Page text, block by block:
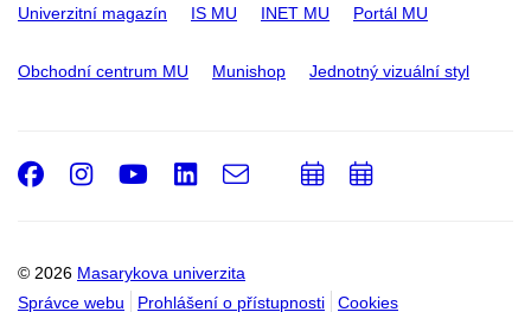
Univerzitní magazín IS MU INET MU Portál MU
Obchodní centrum MU Munishop Jednotný vizuální styl
© 2026 Masarykova univerzita
Správce webu
Prohlášení o přístupnosti Cookies
Facebook
Instagram
Youtube
LinkedIn
e-
PřidatPřidat